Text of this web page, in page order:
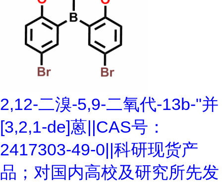
2,12-二溴-5,9-二氧代-13b-"并
[3,2,1-de]蒽||CAS号：
2417303-49-0||科研现货产
品；对国内高校及研究所先发